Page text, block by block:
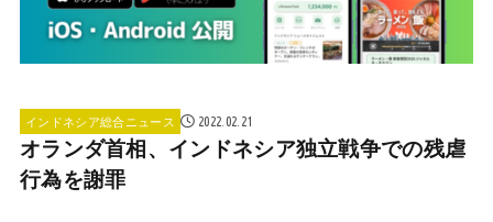
インドネシア総合ニュース 2022.02.21
オランダ首相、インドネシア独立戦争での残虐
行為を謝罪